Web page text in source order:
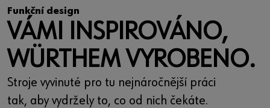
Funkční design
VÁMI INSPIROVÁNO,
WÜRTHEM VYROBENO.
Stroje vyvinuté pro tu nejnáročnější práci
tak, aby vydržely to, co od nich čekáte.